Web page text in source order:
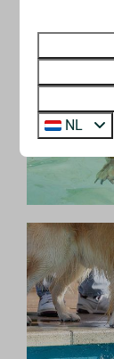
NL